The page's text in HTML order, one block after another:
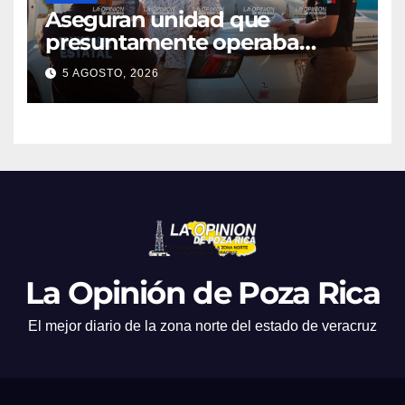
Aseguran unidad que
presuntamente operaba
mediante aplicación digital en
operativo de Transporte
Público
5 AGOSTO, 2026
La Opinión de Poza Rica
El mejor diario de la zona norte del estado de veracruz